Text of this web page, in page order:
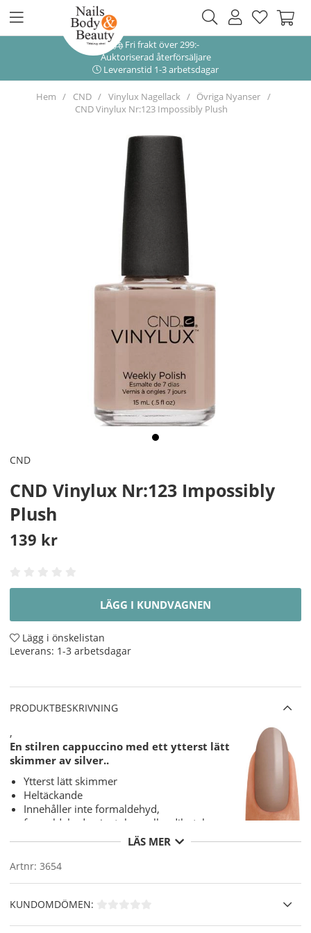
Fri frakt över 299:-
Auktoriserad återförsäljare
Leveranstid 1-3 arbetsdagar
Hem CND Vinylux Nagellack
Övriga Nyanser
CND Vinylux Nr:123 Impossibly Plush
CND
CND Vinylux Nr:123 Impossibly
Plush
139 kr
LÄGG I KUNDVAGNEN
Lägg i önskelistan
Leverans: 1-3 arbetsdagar
PRODUKTBESKRIVNING
,
En stilren cappuccino med ett ytterst lätt
skimmer av silver..
Ytterst lätt skimmer
Heltäckande
Innehåller inte formaldehyd,
formaldehydresin, toluen eller dibutyl
"Base Coat" ( underlack ) behövs ej då det är integrerat
LÄS MER
Artnr: 3654
KUNDOMDÖMEN: